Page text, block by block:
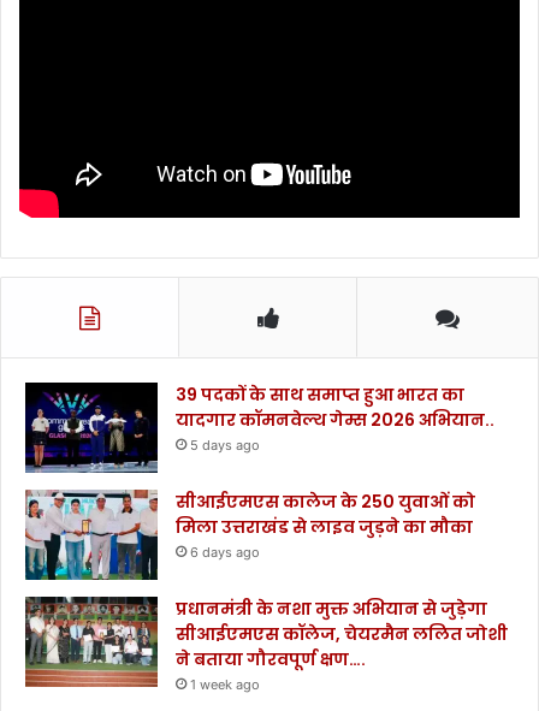
.
39 पदकों के साथ समाप्त हुआ भारत का
यादगार कॉमनवेल्थ गेम्स 2026 अभियान..
5 days ago
सीआईएमएस कालेज के 250 युवाओं को
मिला उत्तराखंड से लाइव जुड़ने का मौका
6 days ago
प्रधानमंत्री के नशा मुक्त अभियान से जुड़ेगा
सीआईएमएस कॉलेज, चेयरमैन ललित जोशी
ने बताया गौरवपूर्ण क्षण….
1 week ago